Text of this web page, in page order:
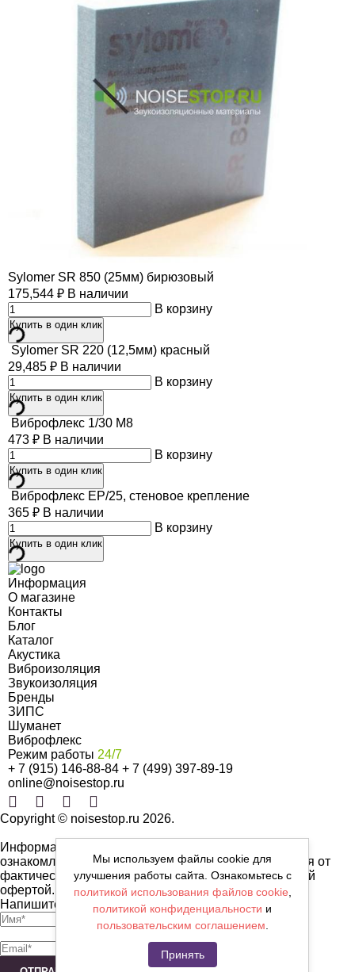
Sylomer SR 850 (25мм) бирюзовый
175,544 ₽ В наличии
В корзину
Купить в один клик
Sylomer SR 220 (12,5мм) красный
29,485 ₽ В наличии
В корзину
Купить в один клик
Виброфлекс 1/30 М8
473 ₽ В наличии
В корзину
Купить в один клик
Виброфлекс EP/25, стеновое крепление
365 ₽ В наличии
В корзину
Купить в один клик
Информация
О магазине
Контакты
Блог
Каталог
Акустика
Виброизоляция
Звукоизоляция
Бренды
ЗИПС
Шуманет
Виброфлекс
Режим работы 24/7
+ 7 (915) 146-88-84 + 7 (499) 397-89-19
online@noisestop.ru
Copyright © noisestop.ru 2026.
Информация о товарах на сайте приведена в целях
ознакомленияя. Фотографии, цвета могут отличаться от
фактических характеристик и не являются публичной
офертой.
Напишите нам сообщение
Мы используем файлы cookie для
улучшения работы сайта. Ознакомьтесь с
политикой использования файлов cookie
политикой конфиденциальности и
пользовательским соглашением
Принять